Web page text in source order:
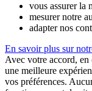
vous assurer la
mesurer notre
adapter nos
En savoir plus sur
Avec votre accord,
une meilleure
vos préférences.